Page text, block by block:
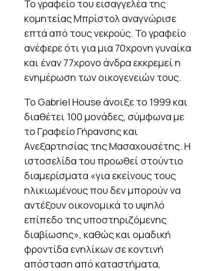
Το γραφείο του εισαγγελέα της
κομητείας Μπρίστολ αναγνώρισε
επτά από τους νεκρούς. Το γραφείο
ανέφερε ότι για μια 70χρονη γυναίκα
και έναν 77χρονο άνδρα εκκρεμεί η
ενημέρωση των οικογενειών τους.
Το Gabriel House άνοιξε το 1999 και
διαθέτει 100 μονάδες, σύμφωνα με
το Γραφείο Γήρανσης και
Ανεξαρτησίας της Μασαχουσέτης. Η
ιστοσελίδα του προωθεί στούντιο
διαμερίσματα «για εκείνους τους
ηλικιωμένους που δεν μπορούν να
αντέξουν οικονομικά το υψηλό
επίπεδο της υποστηριζόμενης
διαβίωσης», καθώς και ομαδική
φροντίδα ενηλίκων σε κοντινή
απόσταση από καταστήματα,